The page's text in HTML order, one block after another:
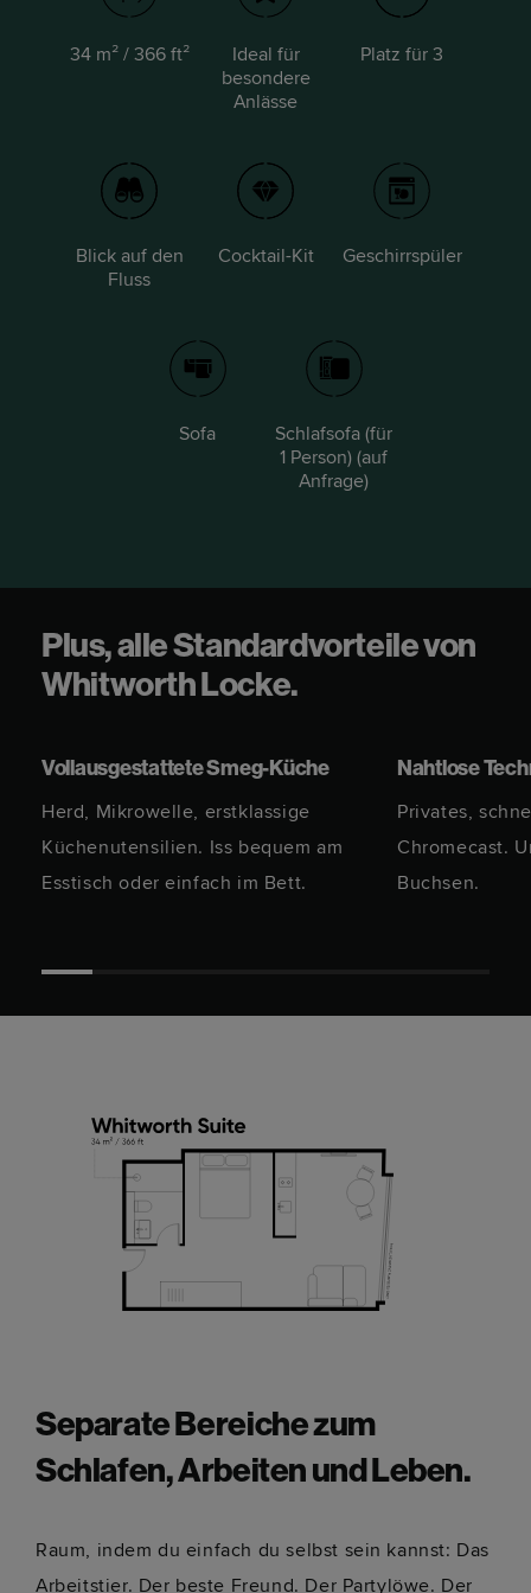
34 m² / 366 ft²
Ideal für
besondere
Anlässe
Platz für 3
Blick auf den
Fluss
Cocktail-Kit Geschirrspüler
Sofa
Schlafsofa (für
1 Person) (auf
Anfrage)
Plus, alle Standardvorteile von
Whitworth Locke.
Vollausgestattete Smeg-Küche
Herd, Mikrowelle, erstklassige
Küchenutensilien. Iss bequem am
Esstisch oder einfach im Bett.
Nahtlose
Privates,
Chromecast.
Buchsen.
Separate Bereiche zum
Schlafen, Arbeiten und Leben.
Raum, indem du einfach du selbst sein kannst: Das
Arbeitstier. Der beste Freund. Der Partylöwe. Der